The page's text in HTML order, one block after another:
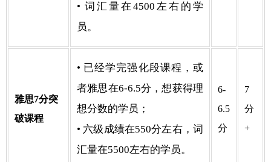
• 词汇量在4500左右的学
员。
雅思7分突
破课程
• 已经学完强化段课程，或
者雅思在6-6.5分，想获得理
想分数的学员；
• 六级成绩在550分左右，词
汇量在5500左右的学员。
6-
6.5
分
7
分
+